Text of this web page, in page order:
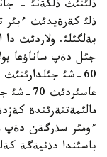
ذلئنئث ذلكةنئ -
ذلئ كةرةيدئث ءبئر
باسئندا دذنيةگة